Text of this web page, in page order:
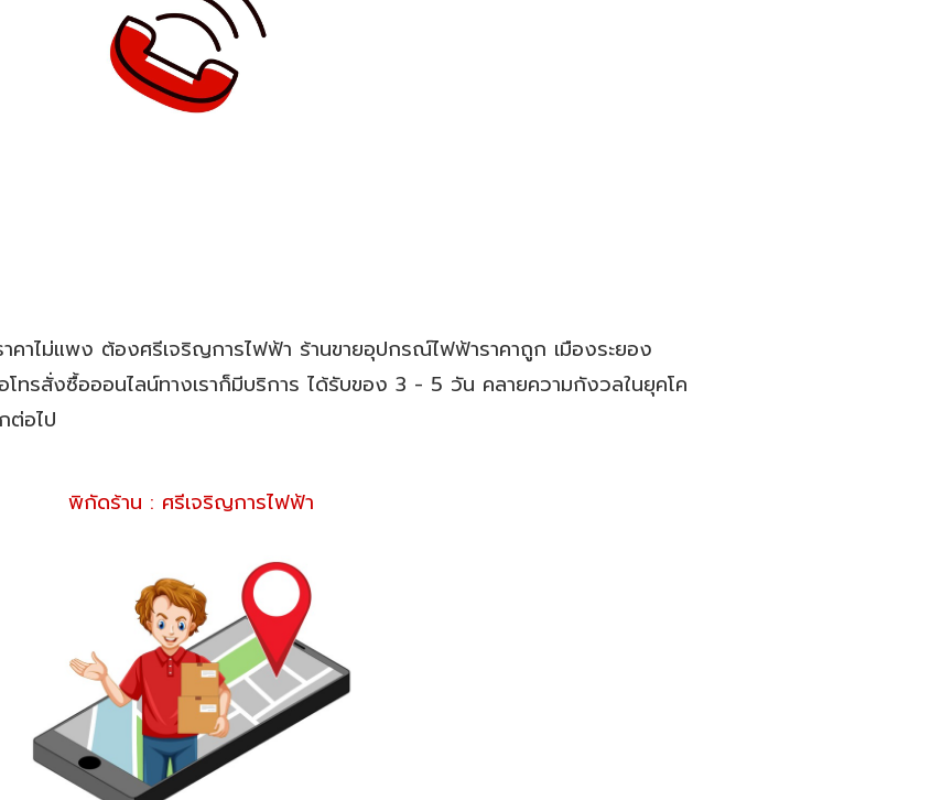
คาไม่แพง ต้องศรีเจริญการไฟฟ้า ร้านขายอุปกรณ์ไฟฟ้าราคาถูก เมืองระยอง
ทรสั่งซื้อออนไลน์ทางเราก็มีบริการ ได้รับของ 3 - 5 วัน คลายความกังวลในยุคโค
ต่อไป
พิกัดร้าน : ศรีเจริญการไฟฟ้า